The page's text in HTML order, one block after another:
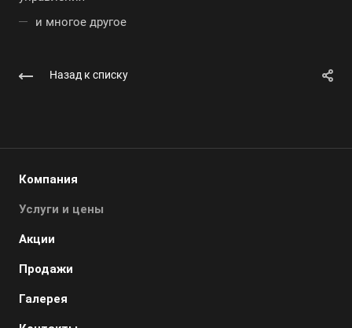
и многое другое
Назад к списку
Компания
Услуги и цены
Акции
Продажи
Галерея